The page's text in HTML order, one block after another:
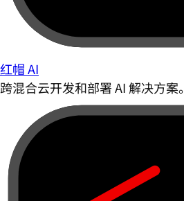
红帽 AI
跨混合云开发和部署 AI 解决方案。